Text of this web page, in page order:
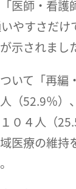
医師・看護
やすさだけ
示されまし
いて「再編
（52.9％）
０４人（
医療の維持